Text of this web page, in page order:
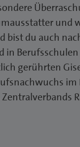
und
bist du auch
in
gerührten